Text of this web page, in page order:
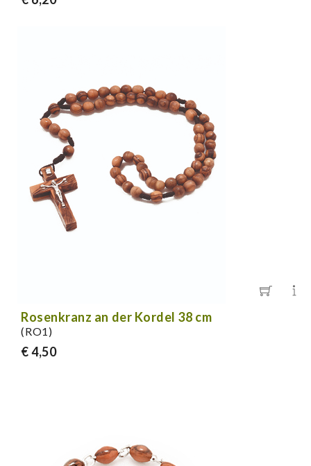
Rosenkranz an der Kordel 38 cm
(RO1)
€ 4,50